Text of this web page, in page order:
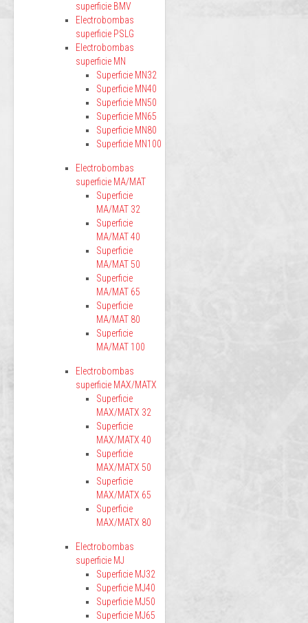
superficie BMV
Electrobombas
superficie PSLG
Electrobombas
superficie MN
Superficie MN32
Superficie MN40
Superficie MN50
Superficie MN65
Superficie MN80
Superficie MN100
Electrobombas
superficie MA/MAT
Superficie
MA/MAT 32
Superficie
MA/MAT 40
Superficie
MA/MAT 50
Superficie
MA/MAT 65
Superficie
MA/MAT 80
Superficie
MA/MAT 100
Electrobombas
superficie MAX/MATX
Superficie
MAX/MATX 32
Superficie
MAX/MATX 40
Superficie
MAX/MATX 50
Superficie
MAX/MATX 65
Superficie
MAX/MATX 80
Electrobombas
superficie MJ
Superficie MJ32
Superficie MJ40
Superficie MJ50
Superficie MJ65